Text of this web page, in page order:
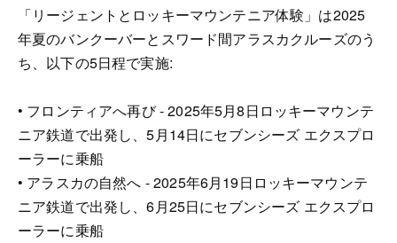
「リージェントとロッキーマウンテニア体験」は2025
年夏のバンクーバーとスワード間アラスカクルーズのう
ち、以下の5日程で実施:
• フロンティアへ再び - 2025年5月8日ロッキーマウンテ
ニア鉄道で出発し、5月14日にセブンシーズ エクスプロ
ーラーに乗船
• アラスカの自然へ - 2025年6月19日ロッキーマウンテ
ニア鉄道で出発し、6月25日にセブンシーズ エクスプロ
ーラーに乗船